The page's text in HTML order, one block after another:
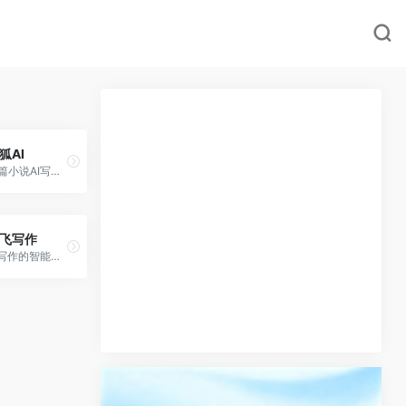
AI
短篇小说AI写作助手，专为网文小说作者设计
写作
AI写作的智能生成器